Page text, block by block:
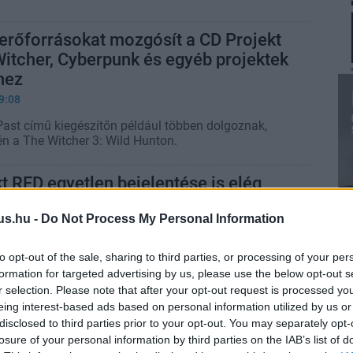
- Do Not Process My Personal Information
opt-out of the sale, sharing to third parties, or processing of your
for targeted advertising by us, please use the below opt-out
selection. Please note that after your opt-out request is processed
interest-based ads based on personal information utilized by us
to third parties prior to your opt-out. You may separately
of your personal information by third parties on the IAB’s list of
mozgósít a CD Projekt
Cyberpunk és egyéb projektek
című kiegészítőn például többen dolgoznak,
a The Witcher 3: Wild Hunton.
RED egyetlen bejelentése is elég
azt, hogy ideje újrajátszani vagy pótolni minden
szerepjátékát.
lesz a The Witcher 3: Songs of the
a CDPR-tól megszoktunk